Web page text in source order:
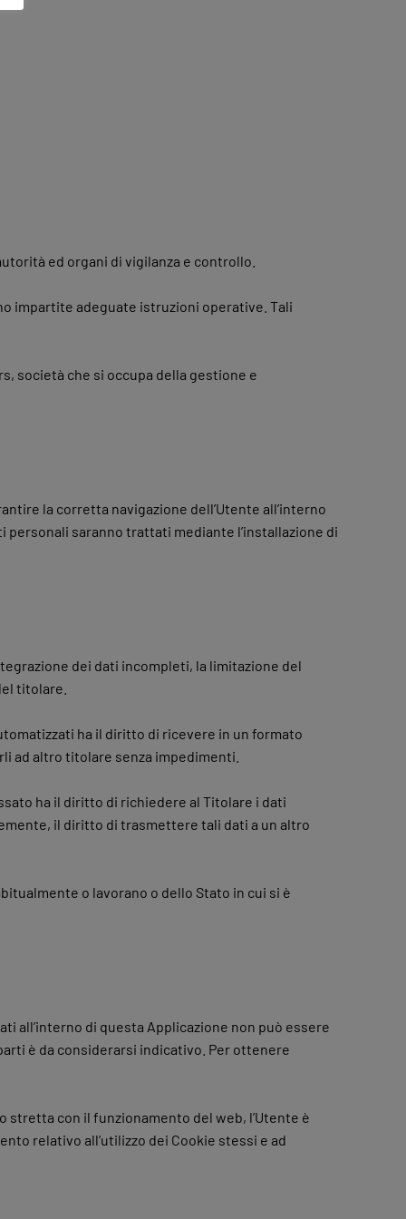
ed organi di vigilanza e controllo.
impartite adeguate istruzioni operative. Tali
società che si occupa della gestione e
la corretta navigazione dell’Utente all’interno
saranno trattati mediante l’installazione di
dei dati incompleti, la limitazione del
titolare.
ha il diritto di ricevere in un formato
ad altro titolare senza impedimenti.
ha il diritto di richiedere al Titolare i dati
il diritto di trasmettere tali dati a un altro
o lavorano o dello Stato in cui si è
all’interno di questa Applicazione non può essere
è da considerarsi indicativo. Per ottenere
stretta con il funzionamento del web, l’Utente è
relativo all’utilizzo dei Cookie stessi e ad